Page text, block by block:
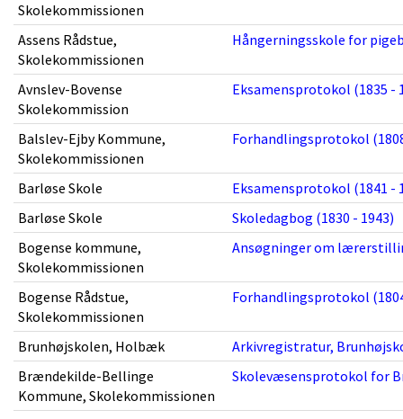
Skolekommissionen
Assens Rådstue,
Skolekommissionen
Hångerningsskole for
Avnslev-Bovense
Skolekommission
Eksamensprotokol (1835 -
Balslev-Ejby Kommune,
Skolekommissionen
Forhandlingsprotokol
Barløse Skole
Eksamensprotokol (1841 -
Barløse Skole
Skoledagbog (1830 - 1943)
Bogense kommune,
Skolekommissionen
Ansøgninger om
Bogense Rådstue,
Skolekommissionen
Forhandlingsprotokol
Brunhøjskolen, Holbæk
Arkivregistratur,
Brændekilde-Bellinge
Kommune, Skolekommissionen
Skolevæsensprotokol for